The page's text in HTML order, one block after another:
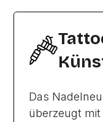
Das
überzeugt